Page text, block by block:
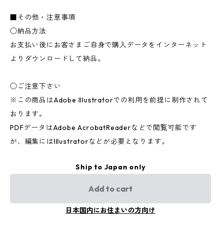
■その他・注意事項
○納品方法
お支払い後にお客さまご自身で購入データをインターネット
よりダウンロードして納品。
○ご注意下さい
※この商品はAdobe Illustratorでの利用を前提に制作されて
おります。
PDFデータはAdobe AcrobatReaderなどで閲覧可能です
が、編集にはIllustratorなどが必要となります。
Ship to Japan only
Add to cart
日本国内にお住まいの方向け